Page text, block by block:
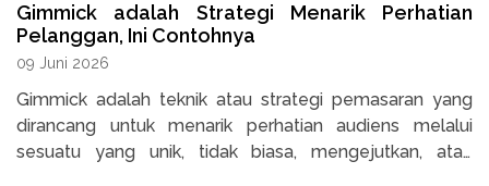
Gimmick adalah Strategi Menarik Perhatian
Pelanggan, Ini Contohnya
09 Juni 2026
Gimmick adalah teknik atau strategi pemasaran yang
dirancang untuk menarik perhatian audiens melalui
sesuatu yang unik, tidak biasa, mengejutkan, atau